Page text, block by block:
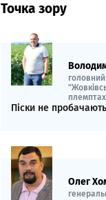
Точка зору
Піски не
Олег